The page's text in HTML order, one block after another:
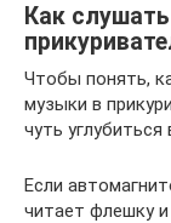
Как
Чтобы понять,
музыки в
чуть углубиться
Если
читает флешку